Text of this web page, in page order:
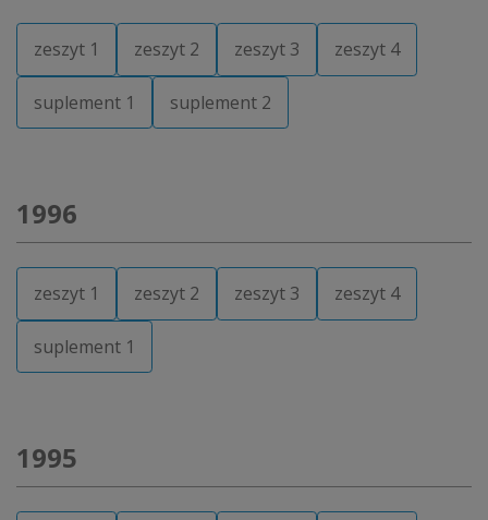
zeszyt 1 zeszyt 2 zeszyt 3 zeszyt 4
suplement 1 suplement 2
1996
zeszyt 1 zeszyt 2 zeszyt 3 zeszyt 4
suplement 1
1995